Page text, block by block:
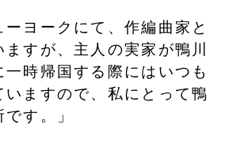
ーヨークにて、作編曲家と
すが、主人の実家が鴨川
時帰国する際にはいつも
ますので、私にとって鴨
す。」